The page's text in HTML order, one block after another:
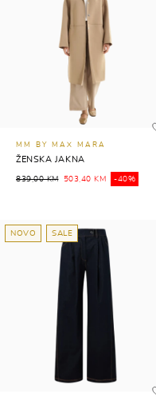
MM BY MAX MARA
ŽENSKA JAKNA
839,00 KM 503,40 KM -40%
NOVO SALE